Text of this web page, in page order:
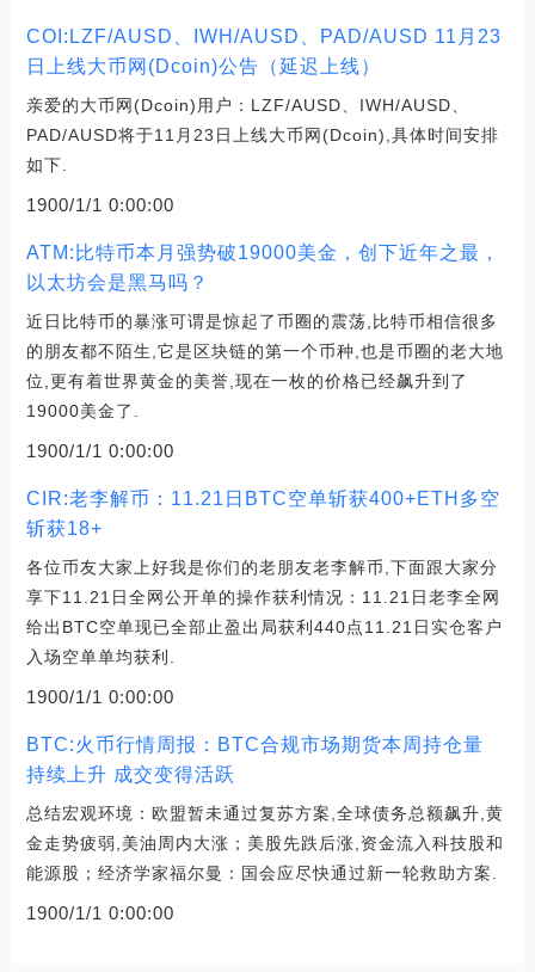
COI:LZF/AUSD、IWH/AUSD、PAD/AUSD 11月23
日上线大币网(Dcoin)公告（延迟上线）
亲爱的大币网(Dcoin)用户：LZF/AUSD、IWH/AUSD、
PAD/AUSD将于11月23日上线大币网(Dcoin),具体时间安排
如下.
1900/1/1 0:00:00
ATM:比特币本月强势破19000美金，创下近年之最，
以太坊会是黑马吗？
近日比特币的暴涨可谓是惊起了币圈的震荡,比特币相信很多
的朋友都不陌生,它是区块链的第一个币种,也是币圈的老大地
位,更有着世界黄金的美誉,现在一枚的价格已经飙升到了
19000美金了.
1900/1/1 0:00:00
CIR:老李解币：11.21日BTC空单斩获400+ETH多空
斩获18+
各位币友大家上好我是你们的老朋友老李解币,下面跟大家分
享下11.21日全网公开单的操作获利情况：11.21日老李全网
给出BTC空单现已全部止盈出局获利440点11.21日实仓客户
入场空单单均获利.
1900/1/1 0:00:00
BTC:火币行情周报：BTC合规市场期货本周持仓量
持续上升 成交变得活跃
总结宏观环境：欧盟暂未通过复苏方案,全球债务总额飙升,黄
金走势疲弱,美油周内大涨；美股先跌后涨,资金流入科技股和
能源股；经济学家福尔曼：国会应尽快通过新一轮救助方案.
1900/1/1 0:00:00